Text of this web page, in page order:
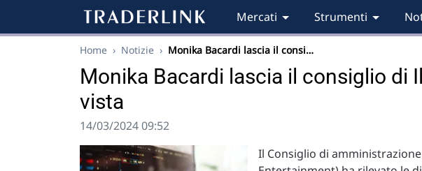
Mercati Strumenti
Home › Notizie › Monika Bacardi lascia il consi…
Monika Bacardi lascia il consiglio di
vista
14/03/2024 09:52
Il Consiglio di